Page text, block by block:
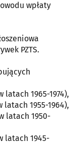
wpłaty
PZTS.
1965-1974),
1955-1964),
latach 1950-
latach 1945-